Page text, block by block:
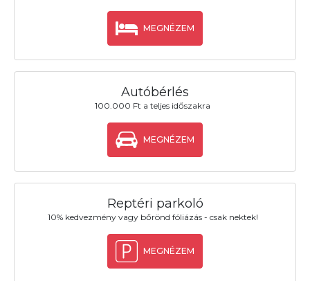
MEGNÉZEM
Autóbérlés
100.000 Ft a teljes időszakra
MEGNÉZEM
Reptéri parkoló
10% kedvezmény vagy bőrönd fóliázás - csak nektek!
MEGNÉZEM